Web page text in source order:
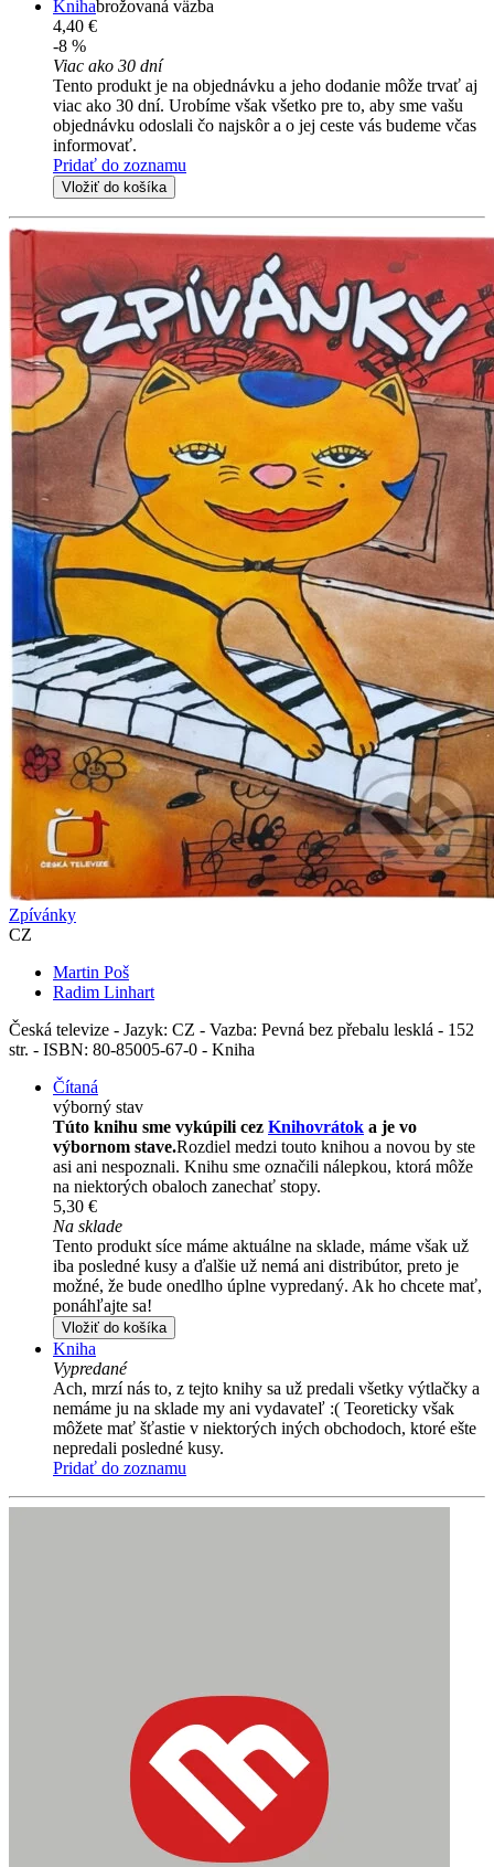
Knihabrožovaná väzba
4,40 €
-8 %
Viac ako 30 dní
Tento produkt je na objednávku a jeho dodanie môže trvať aj
viac ako 30 dní. Urobíme však všetko pre to, aby sme vašu
objednávku odoslali čo najskôr a o jej ceste vás budeme včas
informovať.
Pridať do zoznamu
Vložiť do košíka
Zpívánky
CZ
Martin Poš
Radim Linhart
Česká televize - Jazyk: CZ - Vazba: Pevná bez přebalu lesklá - 152
str. - ISBN: 80-85005-67-0 - Kniha
Čítaná
výborný stav
Túto knihu sme vykúpili cez Knihovrátok a je vo
výbornom stave.Rozdiel medzi touto knihou a novou by ste
asi ani nespoznali. Knihu sme označili nálepkou, ktorá môže
na niektorých obaloch zanechať stopy.
5,30 €
Na sklade
Tento produkt síce máme aktuálne na sklade, máme však už
iba posledné kusy a ďalšie už nemá ani distribútor, preto je
možné, že bude onedlho úplne vypredaný. Ak ho chcete mať,
ponáhľajte sa!
Vložiť do košíka
Kniha
Vypredané
Ach, mrzí nás to, z tejto knihy sa už predali všetky výtlačky a
nemáme ju na sklade my ani vydavateľ :( Teoreticky však
môžete mať šťastie v niektorých iných obchodoch, ktoré ešte
nepredali posledné kusy.
Pridať do zoznamu